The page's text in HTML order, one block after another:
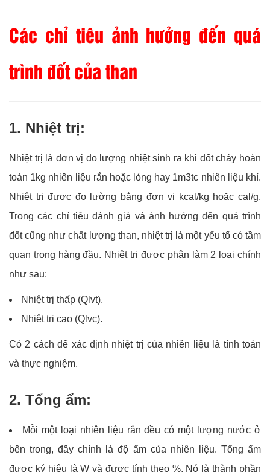
Các chỉ tiêu ảnh hưởng đến quá
trình đốt của than
1. Nhiệt trị:
Nhiệt trị là đơn vị đo lượng nhiệt sinh ra khi đốt cháy hoàn
toàn 1kg nhiên liệu rắn hoặc lỏng hay 1m3tc nhiên liệu khí.
Nhiệt trị được đo lường bằng đơn vị kcal/kg hoặc cal/g.
Trong các chỉ tiêu đánh giá và ảnh hưởng đến quá trình
đốt cũng như chất lượng than, nhiệt trị là một yếu tố có tầm
quan trọng hàng đầu. Nhiệt trị được phân làm 2 loại chính
như sau:
Nhiệt trị thấp (Qlvt).
Nhiệt trị cao (Qlvc).
Có 2 cách để xác định nhiệt trị của nhiên liệu là tính toán
và thực nghiệm.
2. Tổng ẩm:
Mỗi một loại nhiên liệu rắn đều có một lượng nước ở
bên trong, đây chính là độ ẩm của nhiên liệu. Tổng ẩm
được ký hiệu là W và được tính theo %. Nó là thành phần